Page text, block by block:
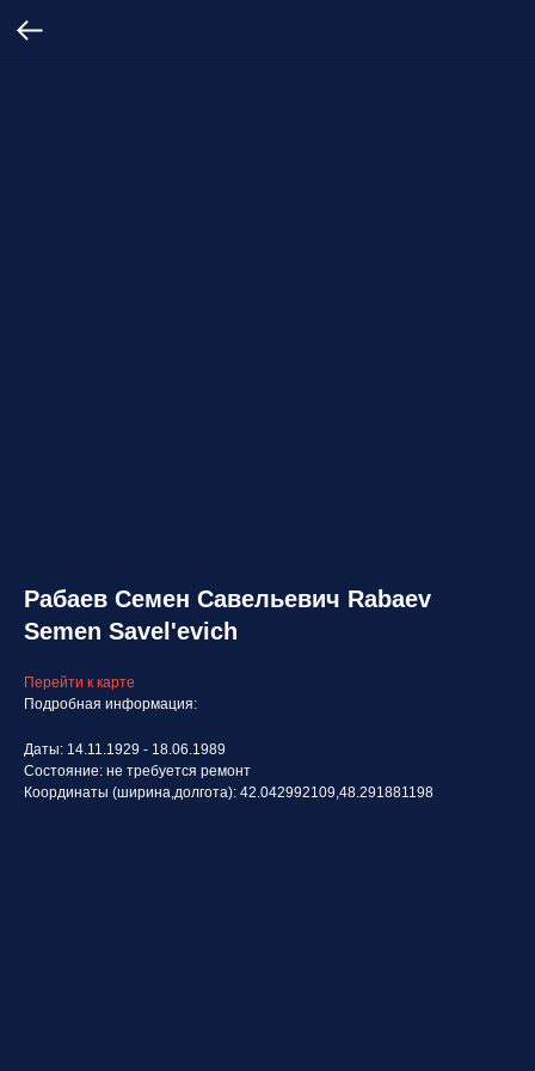
Рабаев Семен Савельевич Rabaev
Semen Savel'evich
Перейти к карте
Подробная информация:
Даты: 14.11.1929 - 18.06.1989
Состояние: не требуется ремонт
Координаты (ширина,долгота): 42.042992109,48.291881198